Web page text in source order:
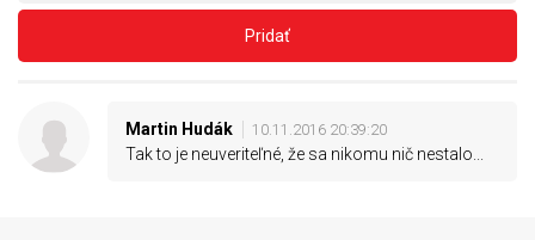
Pridať
Martin Hudák 10.11.2016 20:39:20
Tak to je neuveriteľné, že sa nikomu nič nestalo...